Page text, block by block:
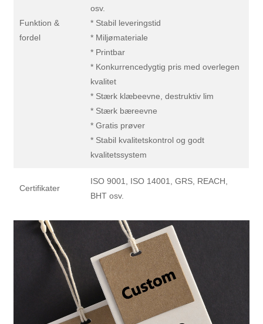
Funktion &
fordel
osv.
* Stabil leveringstid
* Miljømateriale
* Printbar
* Konkurrencedygtig pris med overlegen
kvalitet
* Stærk klæbeevne, destruktiv lim
* Stærk bæreevne
* Gratis prøver
* Stabil kvalitetskontrol og godt
kvalitetssystem
Certifikater
ISO 9001, ISO 14001, GRS, REACH,
BHT osv.